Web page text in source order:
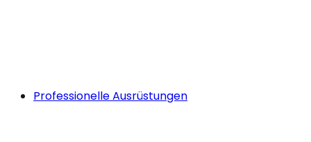
Professionelle Ausrüstungen